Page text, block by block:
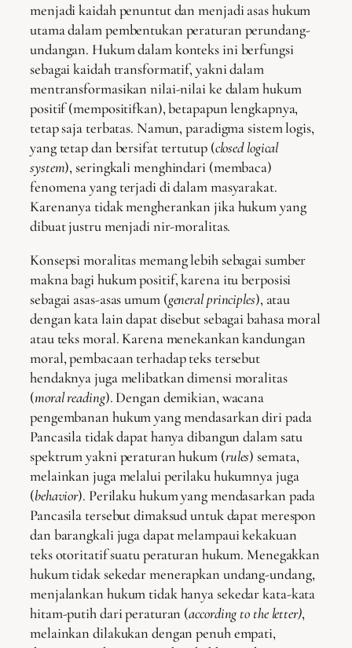
menjadi kaidah penuntut dan menjadi asas hukum
utama dalam pembentukan peraturan perundang-
undangan. Hukum dalam konteks ini berfungsi
sebagai kaidah transformatif, yakni dalam
mentransformasikan nilai-nilai ke dalam hukum
positif (mempositifkan), betapapun lengkapnya,
tetap saja terbatas. Namun, paradigma sistem logis,
yang tetap dan bersifat tertutup (closed logical
system), seringkali menghindari (membaca)
fenomena yang terjadi di dalam masyarakat.
Karenanya tidak mengherankan jika hukum yang
dibuat justru menjadi nir-moralitas.
Konsepsi moralitas memang lebih sebagai sumber
makna bagi hukum positif, karena itu berposisi
sebagai asas-asas umum (general principles), atau
dengan kata lain dapat disebut sebagai bahasa moral
atau teks moral. Karena menekankan kandungan
moral, pembacaan terhadap teks tersebut
hendaknya juga melibatkan dimensi moralitas
(moral reading). Dengan demikian, wacana
pengembanan hukum yang mendasarkan diri pada
Pancasila tidak dapat hanya dibangun dalam satu
spektrum yakni peraturan hukum (rules) semata,
melainkan juga melalui perilaku hukumnya juga
(behavior). Perilaku hukum yang mendasarkan pada
Pancasila tersebut dimaksud untuk dapat merespon
dan barangkali juga dapat melampaui kekakuan
teks otoritatif suatu peraturan hukum. Menegakkan
hukum tidak sekedar menerapkan undang-undang,
menjalankan hukum tidak hanya sekedar kata-kata
hitam-putih dari peraturan (according to the letter),
melainkan dilakukan dengan penuh empati,